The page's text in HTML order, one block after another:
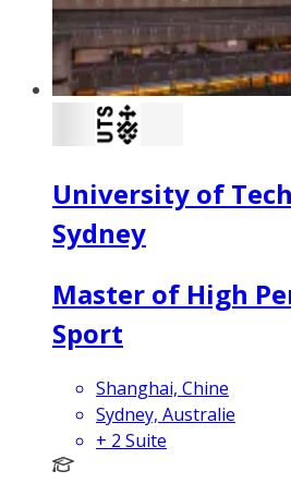
University of
Sydney
Master of High
Sport
Shanghai, Chine
Sydney, Australie
+ 2 Suite